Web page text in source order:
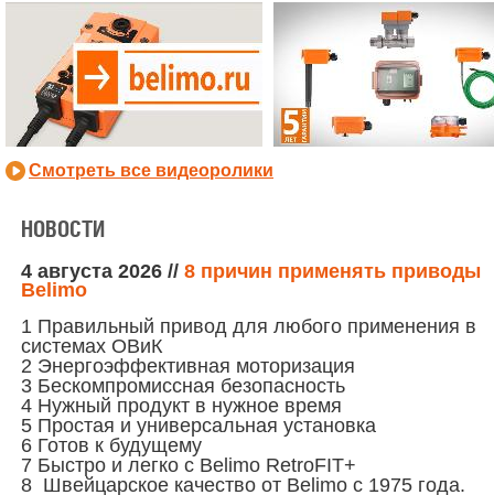
Смотреть все видеоролики
НОВОСТИ
4 августа 2026 // 8 причин применять приводы
Belimo
1 Правильный привод для любого применения в
системах ОВиК
2 Энергоэффективная моторизация
3 Бескомпромиссная безопасность
4 Нужный продукт в нужное время
5 Простая и универсальная установка
6 Готов к будущему
7 Быстро и легко с Belimo RetroFIT+
8 Швейцарское качество от Belimo с 1975 года.